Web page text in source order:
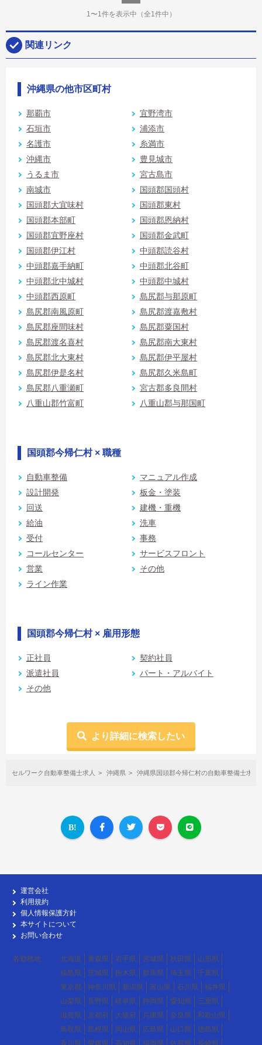
1〜1件を表示中 （全1件中）
関連リンク
沖縄県の他市区町村
那覇市
宜野湾市
石垣市
浦添市
名護市
糸満市
沖縄市
豊見城市
うるま市
宮古島市
南城市
国頭郡国頭村
国頭郡大宜味村
国頭郡東村
国頭郡本部町
国頭郡恩納村
国頭郡宜野座村
国頭郡金武町
国頭郡伊江村
中頭郡読谷村
中頭郡嘉手納町
中頭郡北谷町
中頭郡北中城村
中頭郡中城村
中頭郡西原町
島尻郡与那原町
島尻郡南風原町
島尻郡渡嘉敷村
島尻郡座間味村
島尻郡粟国村
島尻郡渡名喜村
島尻郡南大東村
島尻郡北大東村
島尻郡伊平屋村
島尻郡伊是名村
島尻郡久米島町
島尻郡八重瀬町
宮古郡多良間村
八重山郡竹富町
八重山郡与那国町
国頭郡今帰仁村 × 職種
自動車整備
マニュアル作成
設計開発
板金・塗装
回送
建機・重機
給油
洗車
受付
事務
コールセンター
サービスフロント
営業
その他
ライン作業
国頭郡今帰仁村 × 雇用形態
正社員
契約社員
派遣社員
パート・アルバイト
その他
より詳細に検索したい
セルワーク自動車整備士求人 沖縄県 沖縄県国頭郡今帰仁村の自動車整備士求人
運営会社
利用規約
個人情報保護方針
本サイトについて
お問い合わせ
各勤務地 北海道 青森県 岩手県 宮城県 秋田県
山形県
福島県
茨城県 栃木県 群馬県 埼玉県
千葉県
東京都
神奈川県 新潟県 富山県 石川県
福井県
山梨県
長野県 岐阜県 静岡県 愛知県
三重県
滋賀県
京都府 大阪府 兵庫県 奈良県
和歌山県
鳥取県
島根県 岡山県 広島県 山口県
徳島県
香川県
愛媛県 高知県 福岡県 佐賀県 長崎県